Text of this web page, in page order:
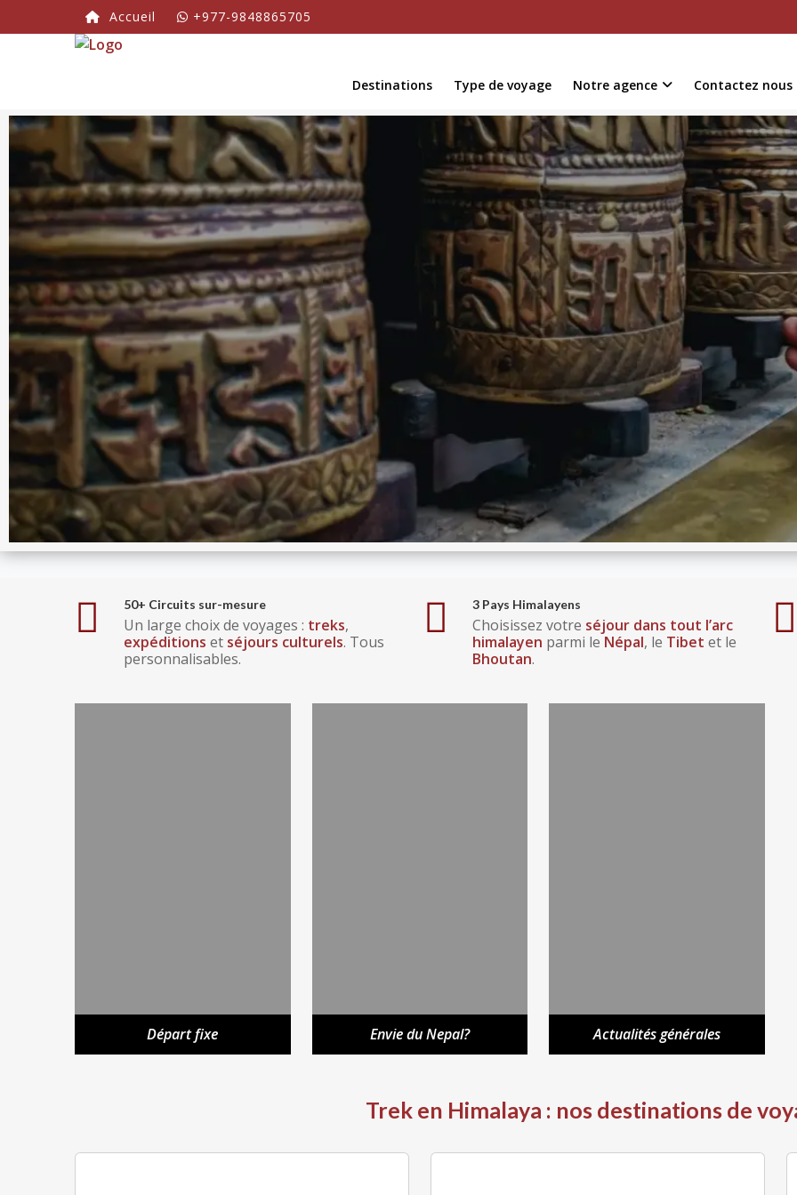
Accueil +977-9848865705
Destinations Type de voyage Notre agence Contactez nous
50+ Circuits sur-mesure
Un large choix de voyages : treks,
expéditions et séjours culturels. Tous
personnalisables.
3 Pays Himalayens
Choisissez votre séjour dans tout l’arc
himalayen parmi le Népal, le Tibet et le
Bhoutan.
Départ fixe Envie du Nepal? Actualités générales
Trek en Himalaya : nos destinations de